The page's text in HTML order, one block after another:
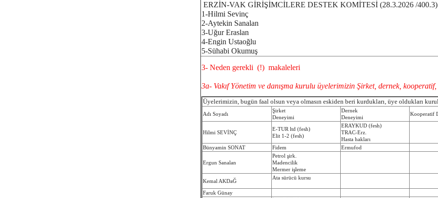
ERZİN-VAK GİRİŞİMCİLERE DESTEK KOMİTESİ (28.3.2026 /400.3)
1-Hilmi Sevinç
2-Aytekin Sanalan
3-Uğur Eraslan
4-Engin Ustaoğlu
5-Sühabi Okumuş
3- Neden gerekli (!) makaleleri
3a- Vakıf Yönetim ve danışma kurulu üyelerimizin Şirket, dernek,
Üyelerimizin, bugün faal olsun veya olmasın eskiden beri kurdukları, üye oldukları
Adı Soyadı
Şirket
Deneyimi
Dernek
Deneyimi
Kooperatif
Hilmi SEVİNÇ
E-TUR ltd (fesh)
Elit 1-2 (fesh)
ERAYKUD (fesh)
TRAC-Erz.
Hasta hakları
Bünyamin SONAT
Fidem Ermufod
Ergun Sanalan
Petrol şirk.
Madencilik
Mermer işleme
Kemal AKDaĞ
Ata sürücü kursu
Faruk Günay